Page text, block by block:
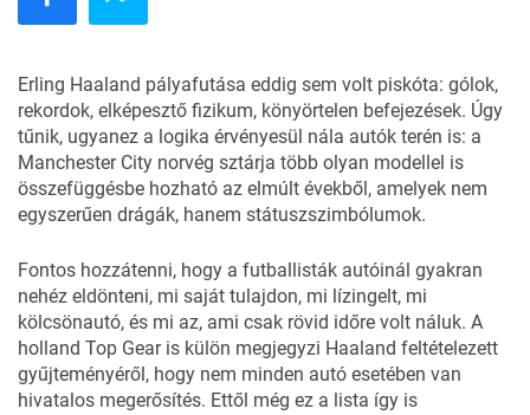
Erling Haaland pályafutása eddig sem volt piskóta: gólok,
rekordok, elképesztő fizikum, könyörtelen befejezések. Úgy
tűnik, ugyanez a logika érvényesül nála autók terén is: a
Manchester City norvég sztárja több olyan modellel is
összefüggésbe hozható az elmúlt évekből, amelyek nem
egyszerűen drágák, hanem státuszszimbólumok.
Fontos hozzátenni, hogy a futballisták autóinál gyakran
nehéz eldönteni, mi saját tulajdon, mi lízingelt, mi
kölcsönautó, és mi az, ami csak rövid időre volt náluk. A
holland Top Gear is külön megjegyzi Haaland feltételezett
gyűjteményéről, hogy nem minden autó esetében van
hivatalos megerősítés. Ettől még ez a lista így is